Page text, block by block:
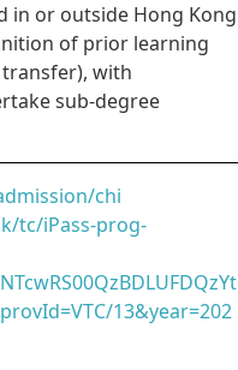
in or outside Hong Kong
of prior learning
with
sub-degree
chi
tc/iPass-prog-
13&year=202